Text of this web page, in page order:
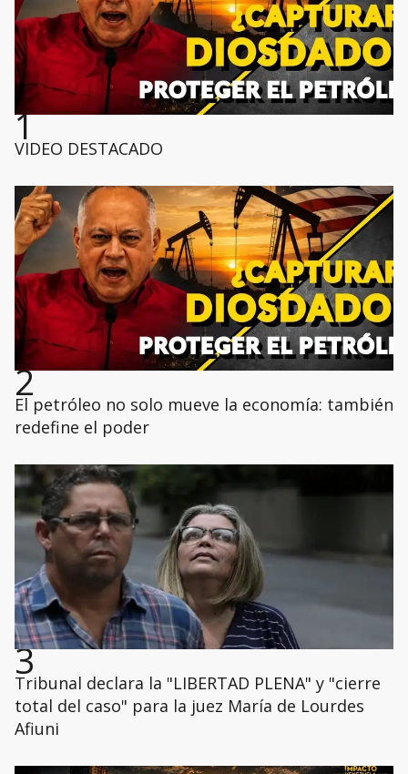
1
VIDEO DESTACADO
2
El petróleo no solo mueve la economía: también
redefine el poder
3
Tribunal declara la "LIBERTAD PLENA" y "cierre
total del caso" para la juez María de Lourdes
Afiuni